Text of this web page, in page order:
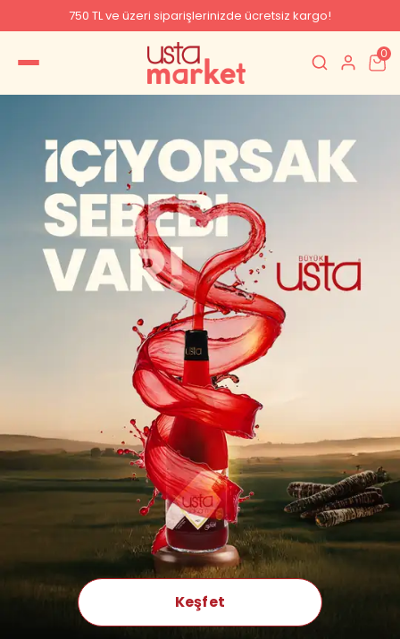
750 TL ve üzeri siparişlerinizde ücretsiz kargo!
0
Keşfet